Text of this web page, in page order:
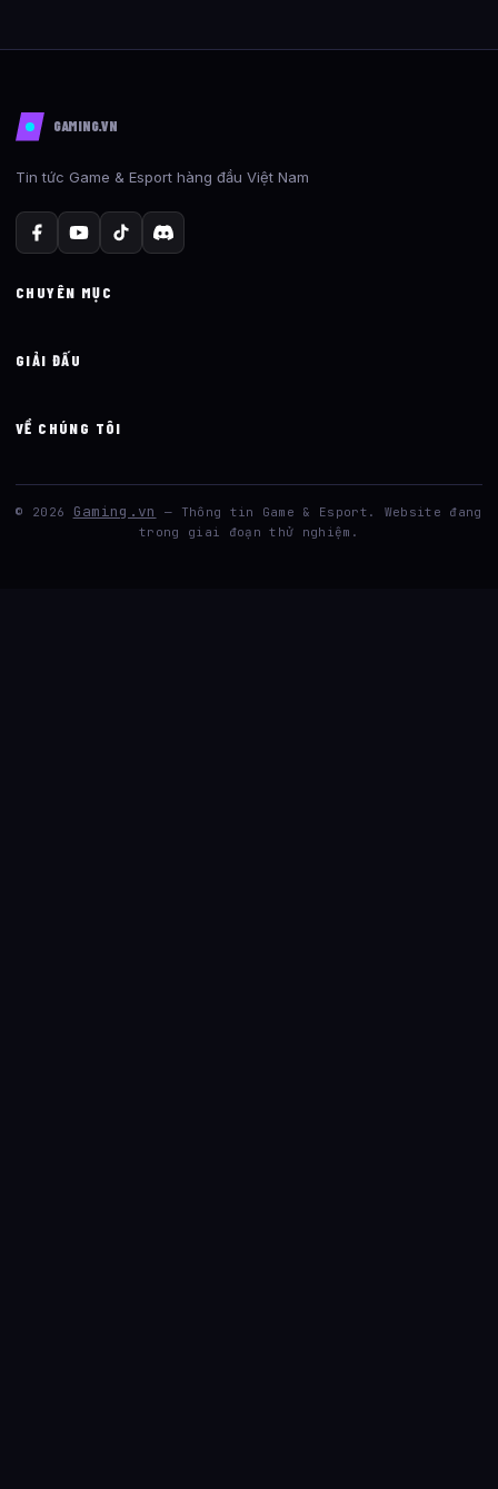
GAMING.VN
Tin tức Game & Esport hàng đầu Việt Nam
CHUYÊN MỤC
GIẢI ĐẤU
VỀ CHÚNG TÔI
© 2026 Gaming.vn
— Thông tin Game & Esport. Website đang
trong giai đoạn thử nghiệm.